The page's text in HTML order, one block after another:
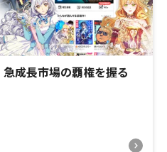
成長市場の覇権を握る